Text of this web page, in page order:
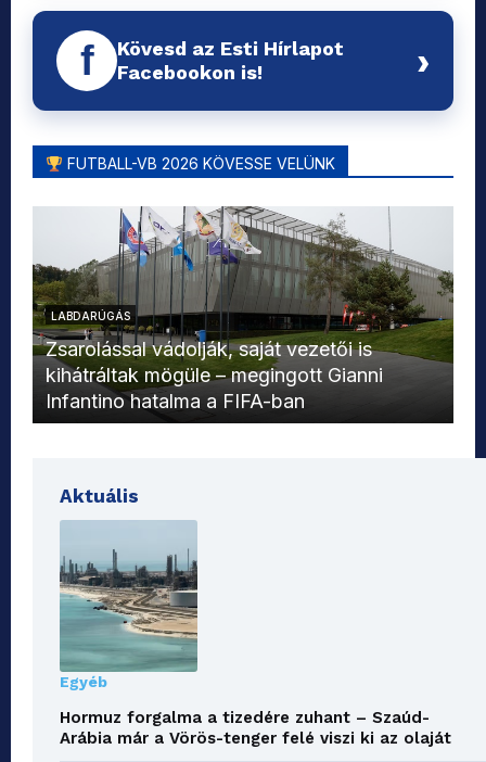
f
Kövesd az Esti Hírlapot
Facebookon is!
›
FUTBALL-VB 2026 KÖVESSE VELÜNK
LABDARÚGÁS
Zsarolással vádolják, saját vezetői is
kihátráltak mögüle – megingott Gianni
Infantino hatalma a FIFA-ban
Aktuális
Egyéb
Hormuz forgalma a tizedére zuhant – Szaúd-
Arábia már a Vörös-tenger felé viszi ki az olaját